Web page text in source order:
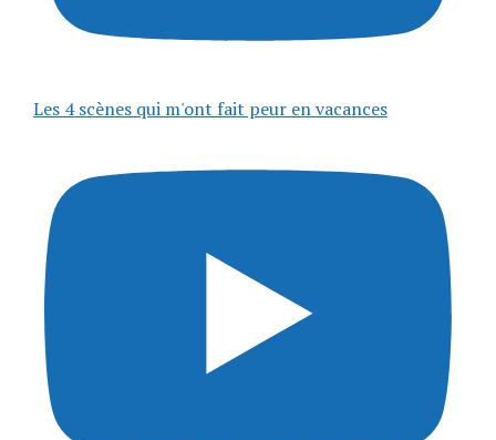
Les 4 scènes qui m'ont fait peur en vacances